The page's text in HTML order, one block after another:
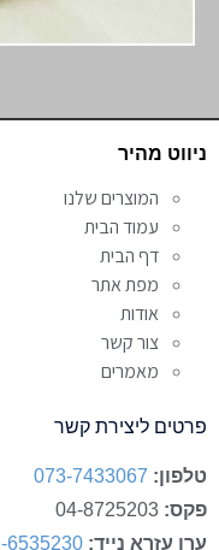
ניווט מהיר
המוצרים שלנו
עמוד הבית
דף הבית
מפת אתר
אודות
צור קשר
מאמרים
פרטים ליצירת קשר
טלפון: 073-7433067
פקס:
ערן עזרא נייד: 6535230